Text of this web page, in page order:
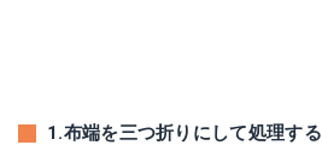
1.布端を三つ折りにして処理する